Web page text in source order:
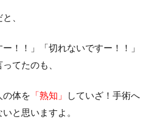
、
！！」「切れないですー！！」
てたのも、
の体を 「熟知」
していざ！手術へ
と思いますよ。